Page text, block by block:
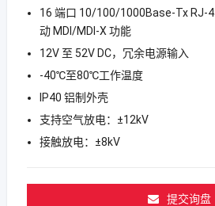
16 端口 10/100/1000Base-Tx RJ-
动 MDI/MDI-X 功能
12V 至 52V DC，冗余电源输入
-40℃至80℃工作温度
IP40 铝制外壳
支持空气放电：±12kV
接触放电：±8kV
提交询盘